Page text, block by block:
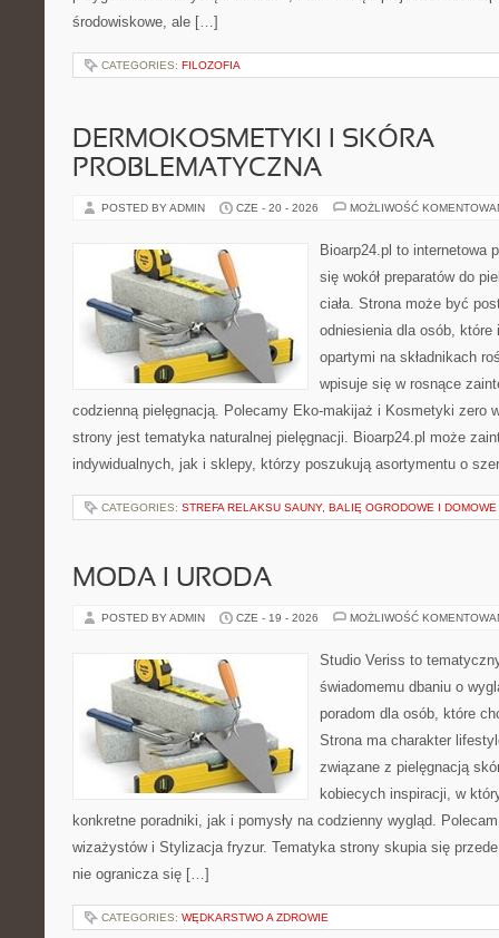
środowiskowe, ale […]
CATEGORIES: FILOZOFIA
DERMOKOSMETYKI I SKÓRA
PROBLEMATYCZNA
POSTED BY ADMIN CZE - 20 - 2026 MOŻLIWOŚĆ
Bioarp24.pl to internetowa
się wokół preparatów do
ciała. Strona może być
odniesienia dla osób,
opartymi na składnikach
wpisuje się w rosnące
codzienną pielęgnacją. Polecamy Eko-makijaż i Kosmetyki zero
strony jest tematyka naturalnej pielęgnacji. Bioarp24.pl może
indywidualnych, jak i sklepy, którzy poszukują asortymentu o
CATEGORIES: STREFA RELAKSU SAUNY, BALIĘ OGRODOWE I DOMOWE
MODA I URODA
POSTED BY ADMIN CZE - 19 - 2026 MOŻLIWOŚĆ
Studio Veriss to
świadomemu dbaniu o
poradom dla osób, które
Strona ma charakter
związane z pielęgnacją
kobiecych inspiracji, w
konkretne poradniki, jak i pomysły na codzienny wygląd.
wizażystów i Stylizacja fryzur. Tematyka strony skupia się
nie ogranicza się […]
CATEGORIES: WĘDKARSTWO A ZDROWIE